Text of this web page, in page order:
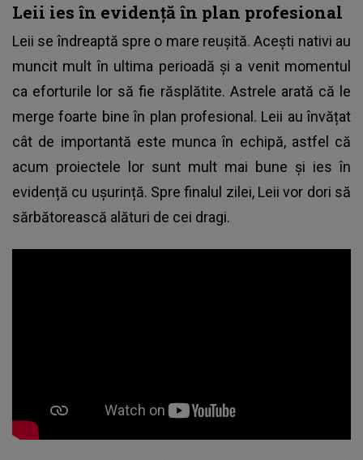
Leii ies în evidență în plan profesional
Leii se îndreaptă spre o mare reușită. Acești nativi au
muncit mult în ultima perioadă și a venit momentul
ca eforturile lor să fie răsplătite. Astrele arată că le
merge foarte bine în plan profesional. Leii au învățat
cât de importantă este munca în echipă, astfel că
acum proiectele lor sunt mult mai bune și ies în
evidență cu ușurință. Spre finalul zilei, Leii vor dori să
sărbătorească alături de cei dragi.